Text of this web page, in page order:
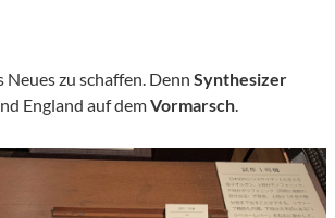
Neues zu schaffen. Denn Synthesizer
England auf demVormarsch.